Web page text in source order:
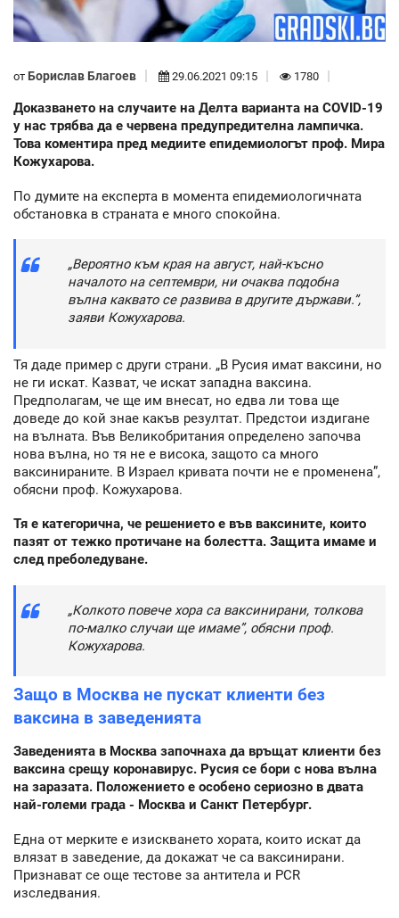
от Борислав Благоев 29.06.2021 09:15 1780
Доказването на случаите на Делта варианта на COVID-19
у нас трябва да е червена предупредителна лампичка.
Това коментира пред медиите епидемиологът проф. Мира
Кожухарова.
По думите на експерта в момента епидемиологичната
обстановка в страната е много спокойна.
„Вероятно към края на август, най-късно
началото на септември, ни очаква подобна
вълна каквато се развива в другите държави.”,
заяви Кожухарова.
Тя даде пример с други страни. „В Русия имат ваксини, но
не ги искат. Казват, че искат западна ваксина.
Предполагам, че ще им внесат, но едва ли това ще
доведе до кой знае какъв резултат. Предстои издигане
на вълната. Във Великобритания определено започва
нова вълна, но тя не е висока, защото са много
ваксинираните. В Израел кривата почти не е променена”,
обясни проф. Кожухарова.
Тя е категорична, че решението е във ваксините, които
пазят от тежко протичане на болестта. Защита имаме и
след преболедуване.
„Колкото повече хора са ваксинирани, толкова
по-малко случаи ще имаме”, обясни проф.
Кожухарова.
Защо в Москва не пускат клиенти без
ваксина в заведенията
Заведенията в Москва започнаха да връщат клиенти без
ваксина срещу коронавирус. Русия се бори с нова вълна
на заразата. Положението е особено сериозно в двата
най-големи града - Москва и Санкт Петербург.
Една от мерките е изискването хората, които искат да
влязат в заведение, да докажат че са ваксинирани.
Признават се още тестове за антитела и PCR
изследвания.